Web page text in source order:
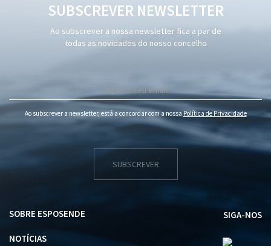
SUBSCREVER NEWSLETTER
Ao subscrever a nossa newsletter fica a par de
todas as novidades do nosso concelho
Ao subscrever a newsletter, está a concordar com a nossa Política de Privacidade
SUBSCREVER
SOBRE ESPOSENDE
NOTÍCIAS
SIGA-NOS